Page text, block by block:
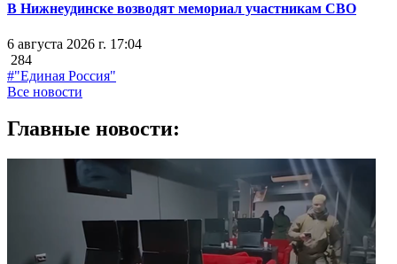
В Нижнеудинске возводят мемориал участникам СВО
6 августа 2026 г. 17:04
284
#"Единая Россия"
Все новости
Главные новости: